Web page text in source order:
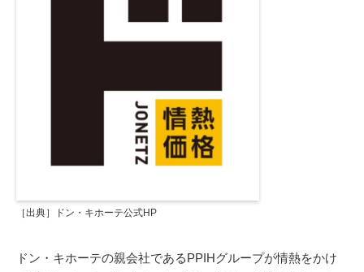
［出典］ドン・キホーテ公式HP
ドン・キホーテの親会社であるPPIHグループが情熱をかけ